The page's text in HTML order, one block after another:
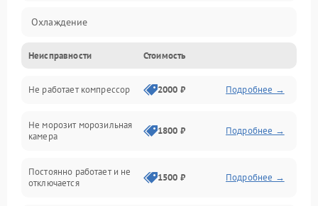
Охлаждение
Механика
Электропитание
Дренаж
Неисправности Стоимость
Не работает компрессор 2000 ₽ Подробнее →
Не морозит морозильная
камера
1800 ₽ Подробнее →
Постоянно работает и не
отключается
1500 ₽ Подробнее →